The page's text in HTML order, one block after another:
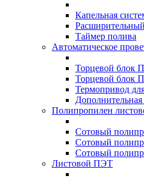
Капельная
Таймер полива
Автоматическое
Торцевой блок
Торцевой блок
Термопривод
Полипропилен
Сотовый
Сотовый
Сотовый
Листовой ПЭТ